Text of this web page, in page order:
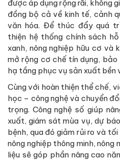
được áp dụng rộng rãi, không
đồng bộ cả về kinh tế, cảnh
văn hóa. Để thúc đẩy quá
thiện hệ thống chính sách
xanh, nông nghiệp hữu cơ và
mở rộng cơ chế tín dụng, bảo
hạ tầng phục vụ sản xuất bền
Cùng với hoàn thiện thể chế,
học – công nghệ và chuyển
trọng. Công nghệ số giúp
xuất, giám sát mùa vụ, dự
bệnh, qua đó giảm rủi ro và
nông nghiệp thông minh,
liệu sẽ góp phần nâng cao